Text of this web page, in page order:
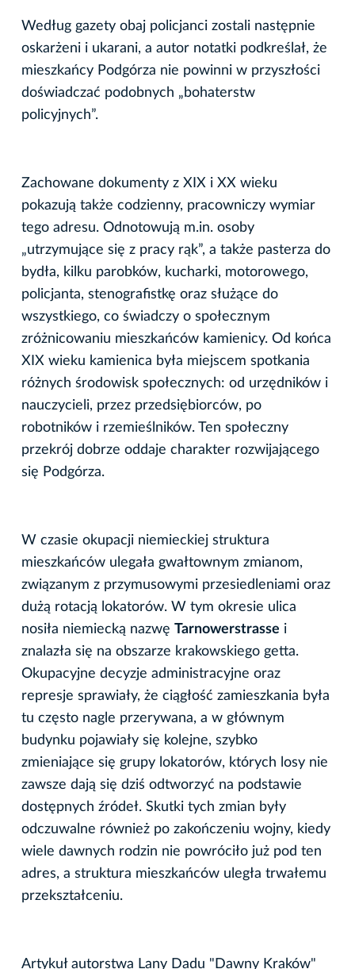
Według gazety obaj policjanci zostali następnie
oskarżeni i ukarani, a autor notatki podkreślał, że
mieszkańcy Podgórza nie powinni w przyszłości
doświadczać podobnych „bohaterstw
policyjnych”.
Zachowane dokumenty z XIX i XX wieku
pokazują także codzienny, pracowniczy wymiar
tego adresu. Odnotowują m.in. osoby
„utrzymujące się z pracy rąk”, a także pasterza do
bydła, kilku parobków, kucharki, motorowego,
policjanta, stenografistkę oraz służące do
wszystkiego, co świadczy o społecznym
zróżnicowaniu mieszkańców kamienicy. Od końca
XIX wieku kamienica była miejscem spotkania
różnych środowisk społecznych: od urzędników i
nauczycieli, przez przedsiębiorców, po
robotników i rzemieślników. Ten społeczny
przekrój dobrze oddaje charakter rozwijającego
się Podgórza.
W czasie okupacji niemieckiej struktura
mieszkańców ulegała gwałtownym zmianom,
związanym z przymusowymi przesiedleniami oraz
dużą rotacją lokatorów. W tym okresie ulica
nosiła niemiecką nazwę Tarnowerstrasse i
znalazła się na obszarze krakowskiego getta.
Okupacyjne decyzje administracyjne oraz
represje sprawiały, że ciągłość zamieszkania była
tu często nagle przerywana, a w głównym
budynku pojawiały się kolejne, szybko
zmieniające się grupy lokatorów, których losy nie
zawsze dają się dziś odtworzyć na podstawie
dostępnych źródeł. Skutki tych zmian były
odczuwalne również po zakończeniu wojny, kiedy
wiele dawnych rodzin nie powróciło już pod ten
adres, a struktura mieszkańców uległa trwałemu
przekształceniu.
Artykuł autorstwa Lany Dadu "Dawny Kraków"